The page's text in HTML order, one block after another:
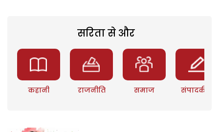
सरिता से और
कहानी राजनीति समाज संपादकीय